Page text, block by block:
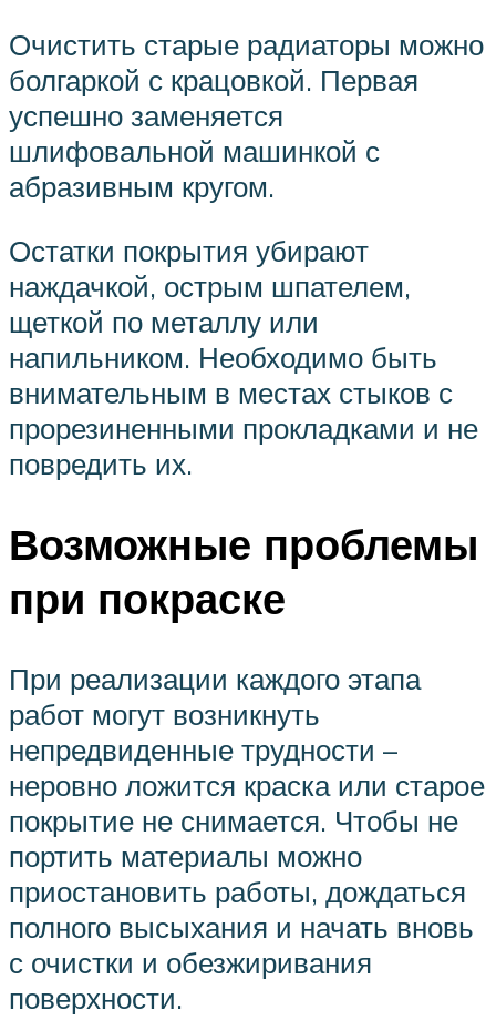
Очистить старые радиаторы можно
болгаркой с крацовкой. Первая
успешно заменяется
шлифовальной машинкой с
абразивным кругом.
Остатки покрытия убирают
наждачкой, острым шпателем,
щеткой по металлу или
напильником. Необходимо быть
внимательным в местах стыков с
прорезиненными прокладками и не
повредить их.
Возможные проблемы
при покраске
При реализации каждого этапа
работ могут возникнуть
непредвиденные трудности –
неровно ложится краска или старое
покрытие не снимается. Чтобы не
портить материалы можно
приостановить работы, дождаться
полного высыхания и начать вновь
с очистки и обезжиривания
поверхности.